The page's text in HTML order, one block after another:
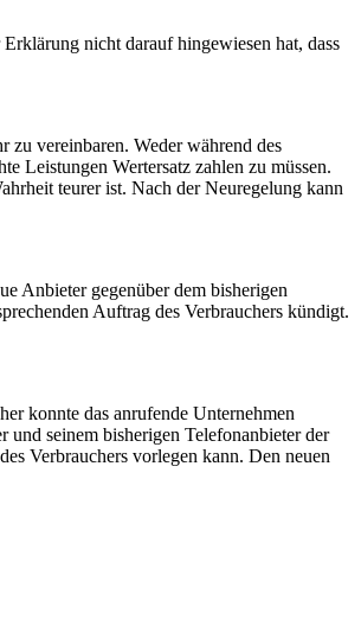
nicht darauf hingewiesen hat, dass
zu vereinbaren. Weder während des
Leistungen Wertersatz zahlen zu müssen.
teurer ist. Nach der Neuregelung kann
Anbieter gegenüber dem bisherigen
Auftrag des Verbrauchers kündigt.
konnte das anrufende Unternehmen
seinem bisherigen Telefonanbieter der
Verbrauchers vorlegen kann. Den neuen